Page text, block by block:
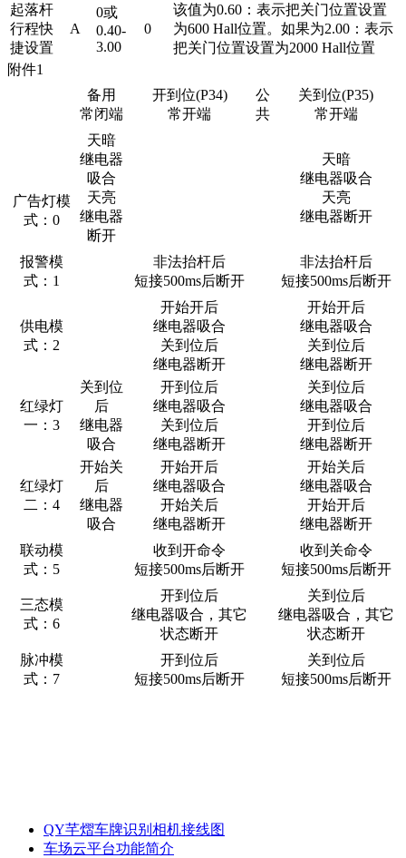
起落杆
行程快
捷设置
A
0或
0.40-
3.00
0
该值为0.60：表示把关门位置设置
为600 Hall位置。如果为2.00：表示
把关门位置设置为2000 Hall位置
附件1
备用
常闭端
开到位(P34)
常开端
公
共
关到位(P35)
常开端
广告灯模
式：0
天暗
继电器
吸合
天亮
继电器
断开
天暗
继电器吸合
天亮
继电器断开
报警模
式：1
非法抬杆后
短接500ms后断开
非法抬杆后
短接500ms后断开
供电模
式：2
开始开后
继电器吸合
关到位后
继电器断开
开始开后
继电器吸合
关到位后
继电器断开
红绿灯
一：3
关到位
后
继电器
吸合
开到位后
继电器吸合
关到位后
继电器断开
关到位后
继电器吸合
开到位后
继电器断开
红绿灯
二：4
开始关
后
继电器
吸合
开始开后
继电器吸合
开始关后
继电器断开
开始关后
继电器吸合
开始开后
继电器断开
联动模
式：5
收到开命令
短接500ms后断开
收到关命令
短接500ms后断开
三态模
式：6
开到位后
继电器吸合，其它
状态断开
关到位后
继电器吸合，其它
状态断开
脉冲模
式：7
开到位后
短接500ms后断开
关到位后
短接500ms后断开
QY芊熠车牌识别相机接线图
车场云平台功能简介